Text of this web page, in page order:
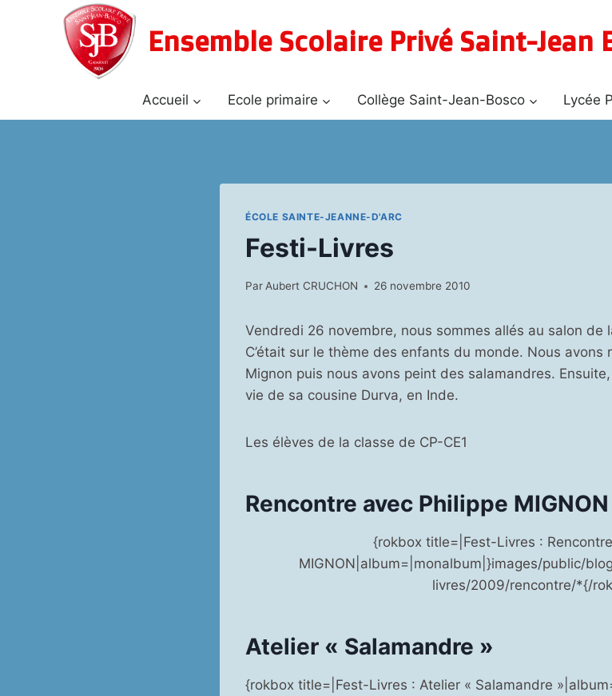
Ensemble Scolaire Privé Saint-Jean
Accueil Ecole primaire Collège Saint-Jean-Bosco Lycée
ÉCOLE SAINTE-JEANNE-D'ARC
Festi-Livres
ParAubert CRUCHON 26 novembre 2010
Vendredi 26 novembre, nous sommes allés au salon de
C’était sur le thème des enfants du monde. Nous avons
Mignon puis nous avons peint des salamandres.
vie de sa cousine Durva, en Inde.
Les élèves de la classe de CP-CE1
Rencontre avec Philippe MIGNON
{rokbox title=|Fest-Livres :
MIGNON|album=|monalbum|}images/public/
livres/2009/rencontre/*{/
Atelier « Salamandre »
{rokbox title=|Fest-Livres : Atelier « Salamandre